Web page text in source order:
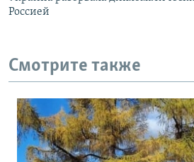
Россией
Смотрите также